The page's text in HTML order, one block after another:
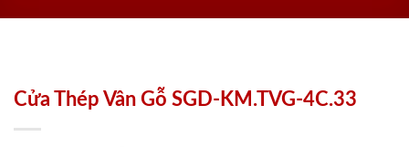
Cửa Thép Vân Gỗ SGD-KM.TVG-4C.33